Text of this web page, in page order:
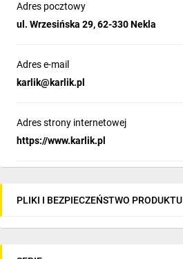
Adres pocztowy
ul. Wrzesińska 29, 62-330 Nekla
Adres e-mail
karlik@karlik.pl
Adres strony internetowej
https://www.karlik.pl
PLIKI I BEZPIECZEŃSTWO PRODUKTU